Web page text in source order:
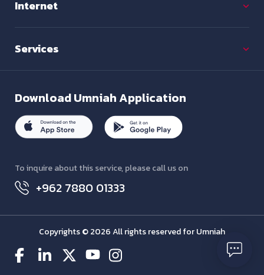
Internet
Services
DownloadUmniah Application
To inquire about this service, please call us on
+962 7880 01333
Copyrights © 2026 All rights reserved for Umniah